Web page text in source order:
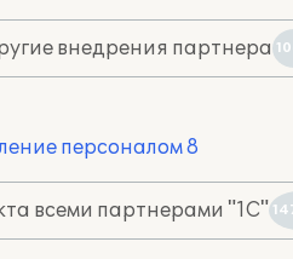
внедрения партнера
персоналом 8
всеми партнерами "1С"